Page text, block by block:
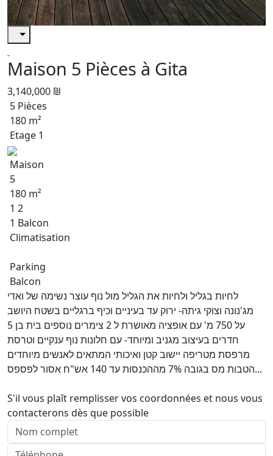
Maison 5 Pièces à Gita
3,140,000 ₪
5 Pièces
180 m²
Etage 1
Maison
5
180 m²
1 2
1 Balcon
Climatisation
Parking
Balcon
לחיות בגליל ולחיות את הגליל מול נוף עוצר נשימה של ואדי
מג'נונה וצוקי גיתה- ירוק עד בעיניים וכיף ברגליים בשטח היושב
על 750 מ' עם אופציה מאושרת ל 2 צימרים נוספים בית בן 5
חדרים בעיצוב מגניב ומיוחד- עם חלונות נוף ענקיים וטרסת
מרפסת מטריפה יישוב קטן ואיכותי המתאים לאנשים מיוחדים
הטבות מס בגובה 7% מההכנסות עד 140 אש"ח אסור לפספס...
S'il vous plaît remplisser vos coordonnées et nous vous
contacterons dès que possible